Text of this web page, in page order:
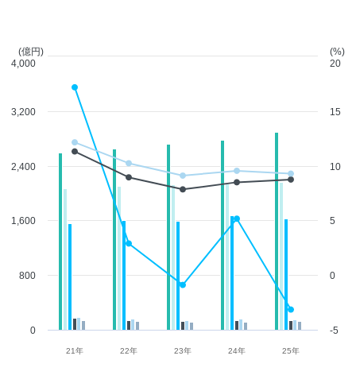
21年 22年 23年 24年 25年
0
800
1,600
2,400
3,200
(億円)
4,000
-5
0
5
10
15
(%)
20